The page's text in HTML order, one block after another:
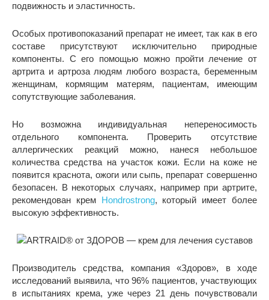
подвижность и эластичность.
Особых противопоказаний препарат не имеет, так как в его
составе присутствуют исключительно природные
компоненты. С его помощью можно пройти лечение от
артрита и артроза людям любого возраста, беременным
женщинам, кормящим матерям, пациентам, имеющим
сопутствующие заболевания.
Но возможна индивидуальная непереносимость
отдельного компонента. Проверить отсутствие
аллергических реакций можно, нанеся небольшое
количества средства на участок кожи. Если на коже не
появится краснота, ожоги или сыпь, препарат совершенно
безопасен. В некоторых случаях, например при артрите,
рекомендован крем Hondrostrong, который имеет более
высокую эффективность.
Производитель средства, компания «Здоров», в ходе
исследований выявила, что 96% пациентов, участвующих
в испытаниях крема, уже через 21 день почувствовали